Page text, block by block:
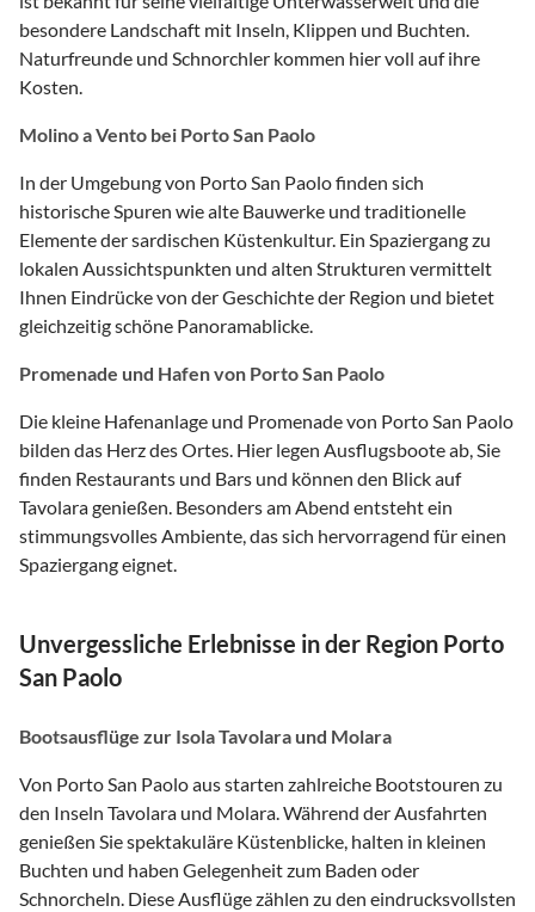
besondere Landschaft mit Inseln, Klippen und Buchten.
Naturfreunde und Schnorchler kommen hier voll auf ihre
Kosten.
Molino a Vento bei Porto San Paolo
In der Umgebung von Porto San Paolo finden sich
historische Spuren wie alte Bauwerke und traditionelle
Elemente der sardischen Küstenkultur. Ein Spaziergang zu
lokalen Aussichtspunkten und alten Strukturen vermittelt
Ihnen Eindrücke von der Geschichte der Region und bietet
gleichzeitig schöne Panoramablicke.
Promenade und Hafen von Porto San Paolo
Die kleine Hafenanlage und Promenade von Porto San Paolo
bilden das Herz des Ortes. Hier legen Ausflugsboote ab, Sie
finden Restaurants und Bars und können den Blick auf
Tavolara genießen. Besonders am Abend entsteht ein
stimmungsvolles Ambiente, das sich hervorragend für einen
Spaziergang eignet.
Unvergessliche Erlebnisse in der Region Porto
San Paolo
Bootsausflüge zur Isola Tavolara und Molara
Von Porto San Paolo aus starten zahlreiche Bootstouren zu
den Inseln Tavolara und Molara. Während der Ausfahrten
genießen Sie spektakuläre Küstenblicke, halten in kleinen
Buchten und haben Gelegenheit zum Baden oder
Schnorcheln. Diese Ausflüge zählen zu den eindrucksvollsten